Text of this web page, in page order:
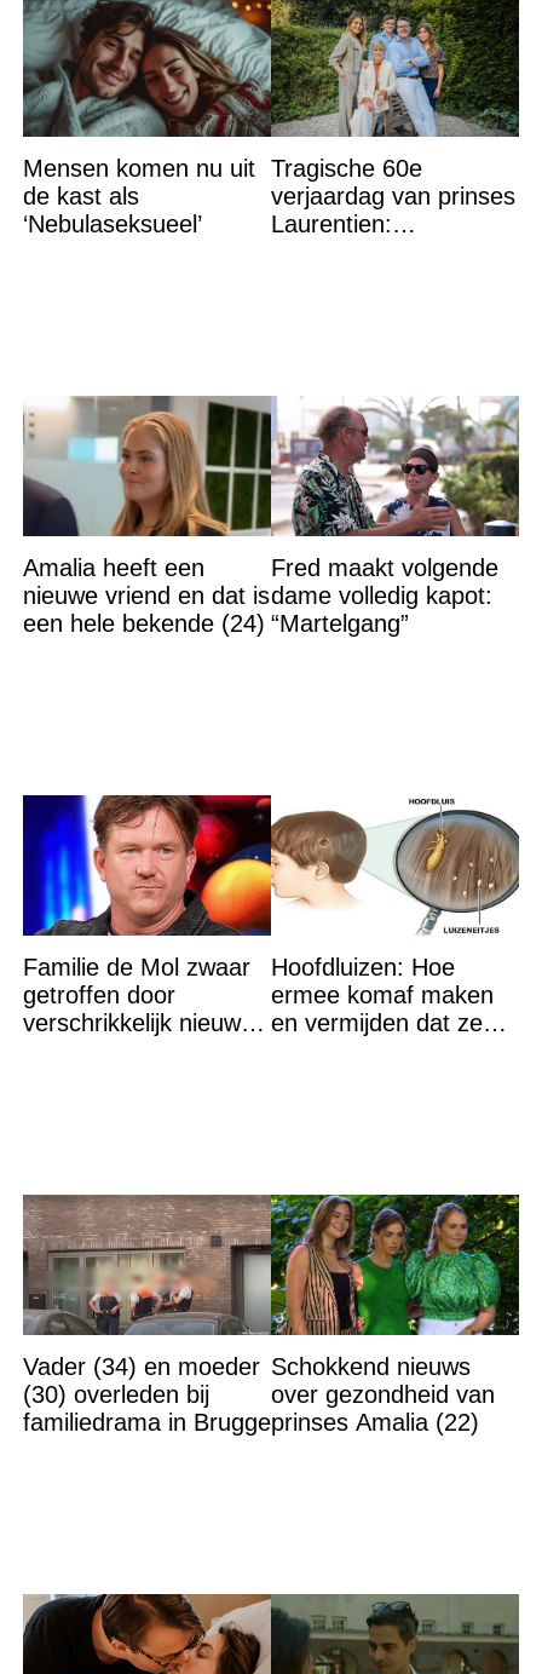
Mensen komen nu uit
de kast als
‘Nebulaseksueel’
Tragische 60e
verjaardag van prinses
Laurentien:
Amalia heeft een
nieuwe vriend en dat is
een hele bekende (24)
Fred maakt volgende
dame volledig kapot:
“Martelgang”
Familie de Mol zwaar
getroffen door
verschrikkelijk nieuws:
Hoofdluizen: Hoe
ermee komaf maken
en vermijden dat ze
Vader (34) en moeder
(30) overleden bij
familiedrama in Brugge
Schokkend nieuws
over gezondheid van
prinses Amalia (22)